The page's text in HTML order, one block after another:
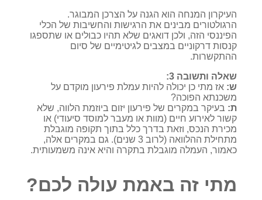
העיקרון המנחה הוא הגנה על הצרכן המבוגר.
הרגולטורים מבינים את הרגישות והחשיבות של הכלי
הפיננסי הזה, ולכן דואגים שלא תהיו כבולים או שתספגו
קנסות דרקוניים במצבים לגיטימיים של סיום
ההתקשרות.
שאלה ותשובה 3:
ש: אז מתי כן יכולה להיות עמלת פירעון מוקדם על
משכנתא הפוכה?
ת: בעיקר במקרים של פירעון יזום ביוזמת הלווה, שלא
קשור לאירוע חיים (מוות או מעבר למוסד סיעודי) או
מכירת הנכס, וזאת בדרך כלל בתוך תקופה מוגבלת
מתחילת ההלוואה (לרוב 3 שנים). גם במקרים אלה,
כאמור, העמלה מוגבלת בתקרה והיא אינה משמעותית.
מתי זה באמת עולה לכם?